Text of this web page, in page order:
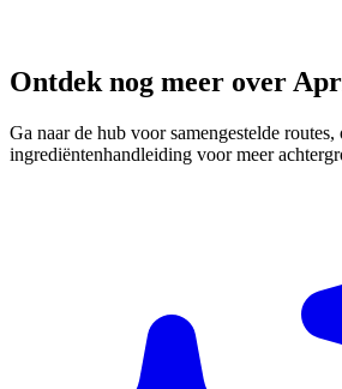
Ontdek nog meer over
Ga naar de hub voor samengestelde routes,
ingrediëntenhandleiding voor meer